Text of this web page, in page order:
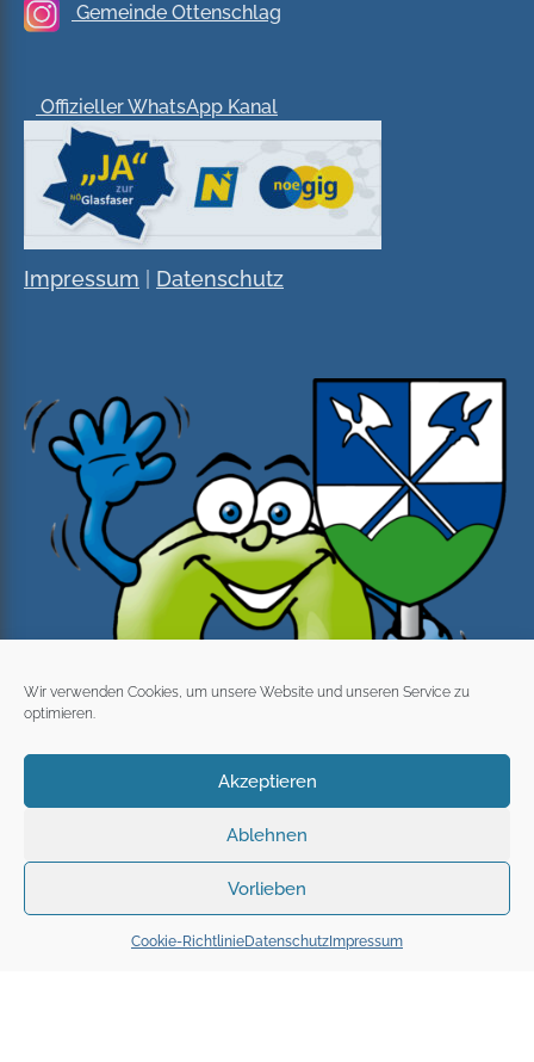
Wir verwenden Cookies, um unsere Website und unseren Service zu
optimieren.
Akzeptieren
Ablehnen
Vorlieben
Cookie-RichtlinieDatenschutz Impressum
Gemeinde Ottenschlag
Offizieller WhatsApp Kanal
Impressum Datenschutz